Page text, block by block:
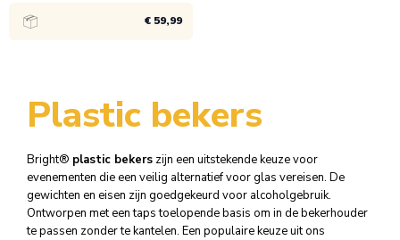
€ 59,99
1x € 59,99
Plastic bekers
Bright® plastic bekers zijn een uitstekende keuze voor
evenementen die een veilig alternatief voor glas vereisen. De
gewichten en eisen zijn goedgekeurd voor alcoholgebruik.
Ontworpen met een taps toelopende basis om in de bekerhouder
te passen zonder te kantelen. Een populaire keuze uit ons